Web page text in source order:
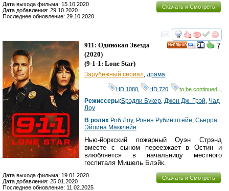
Скачать и Смотреть
Дата выхода фильма: 15.10.2020
Дата добавления: 29.10.2020
Последнее обновление: 29.10.2020
смотреть
7
911: Одинокая Звезда
(2020)
(9-1-1: Lone Star)
Зарубежный сериал, драма
HD 1080 HD 720 to be continued...
Режиссеры:Брэдли Букер, Джон Дж. Грэй, Чад
Лоу
В ролях:Роб Лоу, Ронен Рубинштейн, Сьерра
Эйлина Макклейн
Нью-йоркский пожарный Оуэн Стрэнд
вместе с сыном переезжает в Остин и
влюбляется в начальницу местного
госпиталя Мишель Блэйк.
Скачать и Смотреть
Дата выхода фильма: 19.01.2020
Дата добавления: 25.01.2020
Последнее обновление: 11.02.2025